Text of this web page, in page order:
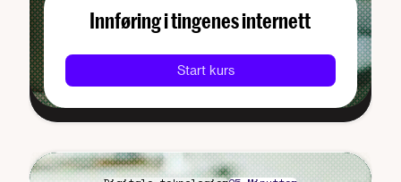
Innføring i tingenes internett
Start kurs